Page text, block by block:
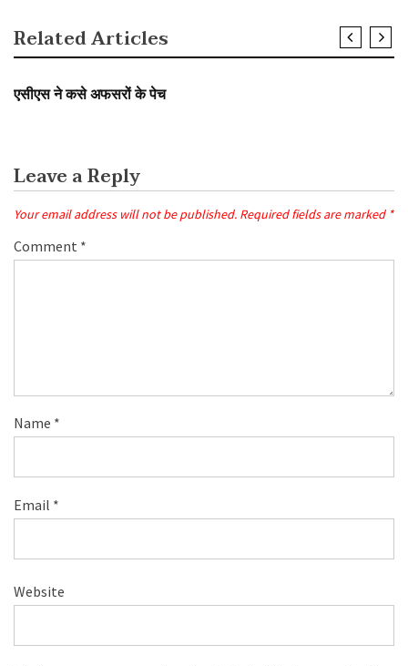
Related Articles
एसीएस ने कसे अफसरों के पेच
Leave a Reply
Your email address will not be published. Required fields are marked *
Comment *
Name *
Email *
Website